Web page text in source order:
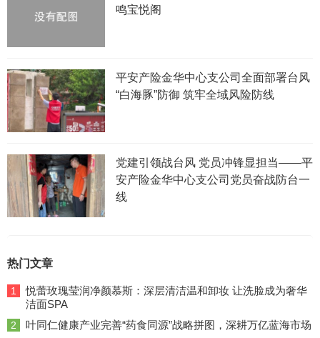
鸣宝悦阁
平安产险金华中心支公司全面部署台风
“白海豚”防御 筑牢全域风险防线
党建引领战台风 党员冲锋显担当——平
安产险金华中心支公司党员奋战防台一
线
热门文章
1
悦蕾玫瑰莹润净颜慕斯：深层清洁温和卸妆 让洗脸成为奢华
洁面SPA
2 叶同仁健康产业完善“药食同源”战略拼图，深耕万亿蓝海市场